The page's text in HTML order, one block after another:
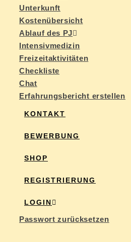
Un­ter­kunft
Kos­ten­über­sicht
Ab­lauf des PJ
In­ten­siv­me­di­zin
Frei­zeit­ak­ti­vi­tä­ten
Check­lis­te
Chat
Er­fah­rungs­be­richt erstellen
KON­TAKT
BE­WER­BUNG
SHOP
RE­GIS­TRIE­RUNG
LOG­IN
Pass­wort zurücksetzen